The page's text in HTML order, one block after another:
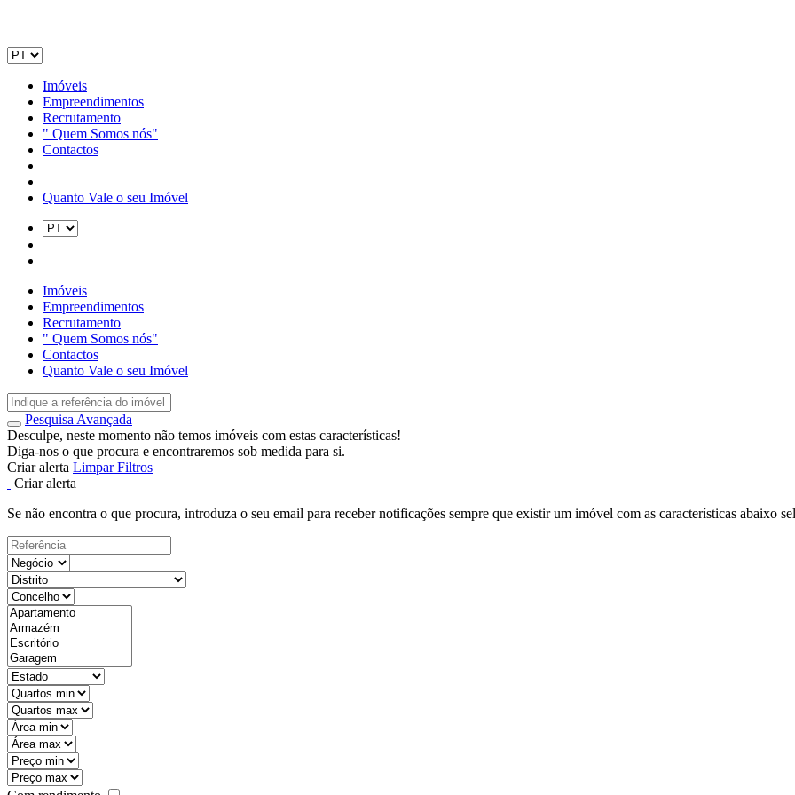
Imóveis
Empreendimentos
Recrutamento
" Quem Somos nós"
Contactos
Quanto Vale o seu Imóvel
Imóveis
Empreendimentos
Recrutamento
" Quem Somos nós"
Contactos
Quanto Vale o seu Imóvel
Pesquisa Avançada
Desculpe, neste momento não temos imóveis com estas características!
Diga-nos o que procura e encontraremos sob medida para si.
Criar alerta Limpar Filtros
Criar alerta
Se não encontra o que procura, introduza o seu email para receber notificações sempre que existir um imóvel com as características abaixo